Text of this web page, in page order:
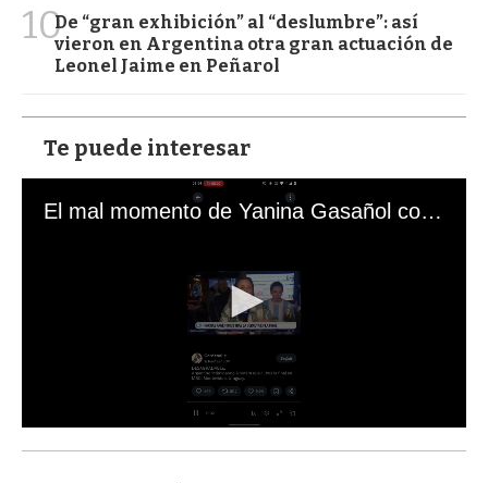
10De “gran exhibición” al “deslumbre”: así
vieron en Argentina otra gran actuación de
Leonel Jaime en Peñarol
Te puede interesar
El mal momento de Yanina Gasañol con un hincha argentino en "Subrayado"
s